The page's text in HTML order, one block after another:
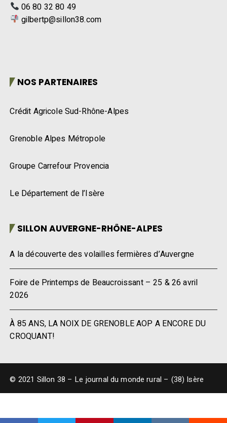
06 80 32 80 49
gilbertp@sillon38.com
NOS PARTENAIRES
Crédit Agricole Sud-Rhône-Alpes
Grenoble Alpes Métropole
Groupe Carrefour Provencia
Le Département de l’Isère
SILLON AUVERGNE-RHÔNE-ALPES
A la découverte des volailles fermières d’Auvergne
Foire de Printemps de Beaucroissant – 25 & 26 avril
2026
À 85 ANS, LA NOIX DE GRENOBLE AOP A ENCORE DU
CROQUANT!
© 2021 Sillon 38 – Le journal du monde rural – (38) Isère